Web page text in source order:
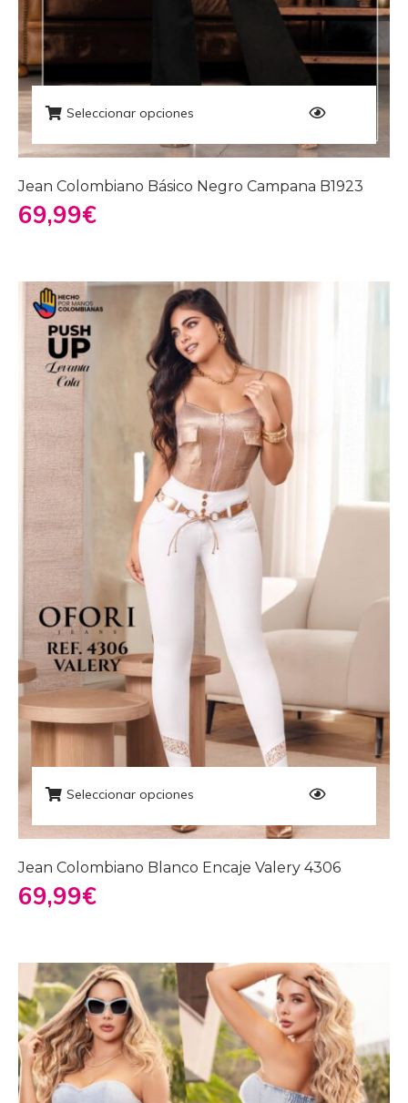
Seleccionar opciones
Jean Colombiano Básico Negro Campana B1923
69,99€
Seleccionar opciones
Jean Colombiano Blanco Encaje Valery 4306
69,99€